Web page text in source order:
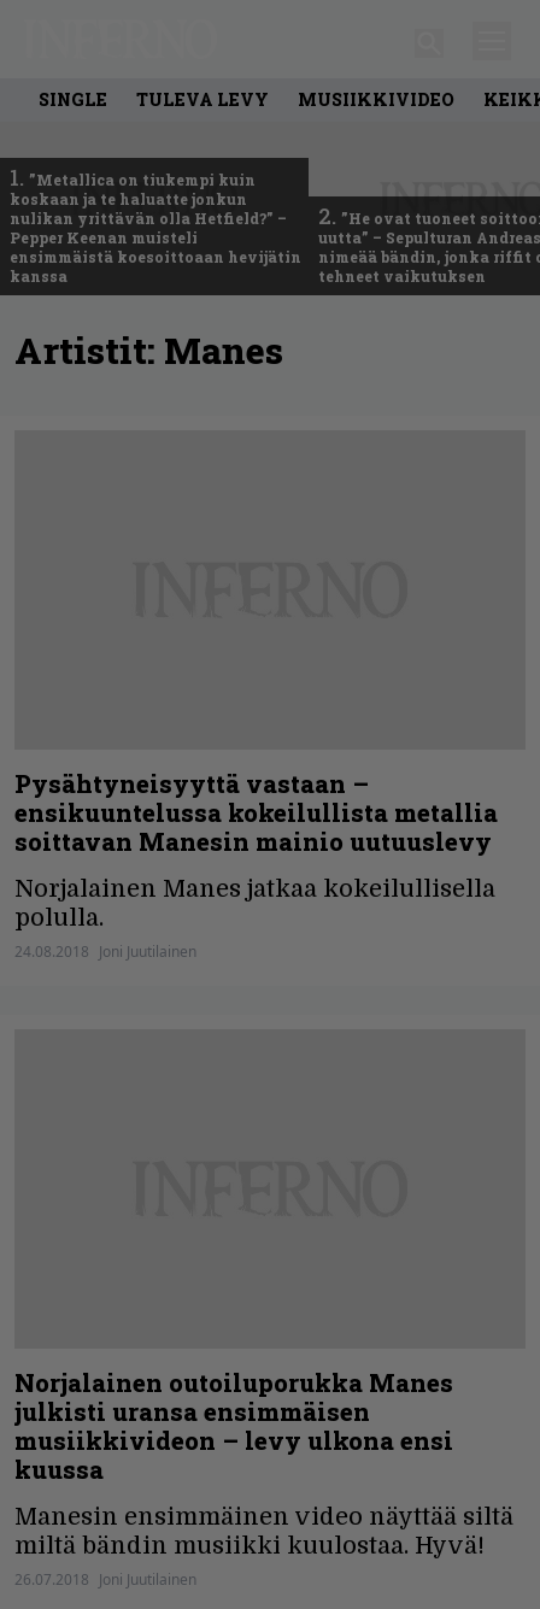
SINGLE TULEVA LEVY MUSIIKKIVIDEO
1. ”Metallica on tiukempi kuin
koskaan ja te haluatte jonkun
nulikan yrittävän olla Hetfield?” –
Pepper Keenan muisteli
ensimmäistä koesoittoaan hevijätin
kanssa
2. ”He ovat tuoneet
uutta” – Sepulturan
nimeää bändin, jonka riffit
tehneet vaikutuksen
Artistit: Manes
Pysähtyneisyyttä vastaan –
ensikuuntelussa kokeilullista metallia
soittavan Manesin mainio uutuuslevy
Norjalainen Manes jatkaa kokeilullisella
polulla.
24.08.2018 Joni Juutilainen
Norjalainen outoiluporukka Manes
julkisti uransa ensimmäisen
musiikkivideon – levy ulkona ensi
kuussa
Manesin ensimmäinen video näyttää siltä
miltä bändin musiikki kuulostaa. Hyvä!
26.07.2018 Joni Juutilainen